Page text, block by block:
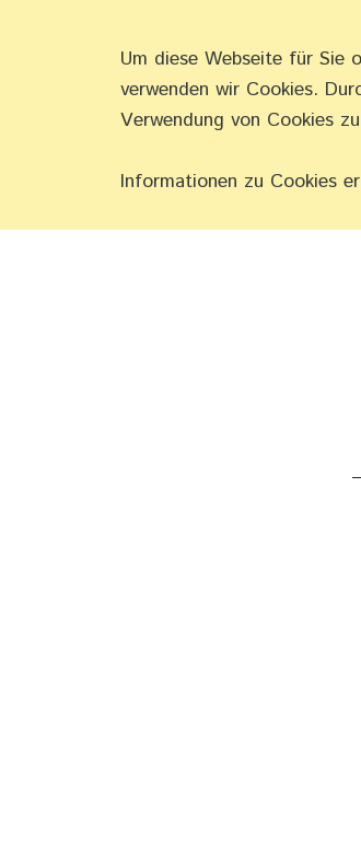
Um diese Webseite für Sie
verwenden wir Cookies.
Verwendung von Cookies
Informationen zu Cookies